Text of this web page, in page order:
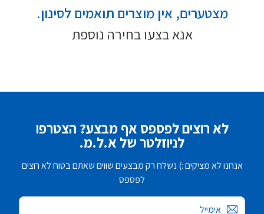
מצטערים, אין מוצרים תואמים לסינון.
אנא בצעו בחירה נוספת
לא רוצים לפספס אף מבצע? הצטרפו
לניוזלטר של א.ל.מ.
אנחנו לא מציקים :) נשלח רק מבצעים שווים שאתם בטוח לא רוצים
לפספס
אימייל